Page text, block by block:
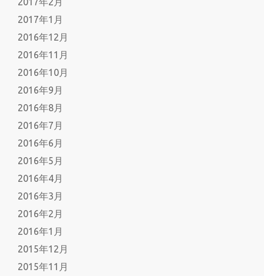
2017年1月
2016年12月
2016年11月
2016年10月
2016年9月
2016年8月
2016年7月
2016年6月
2016年5月
2016年4月
2016年3月
2016年2月
2016年1月
2015年12月
2015年11月